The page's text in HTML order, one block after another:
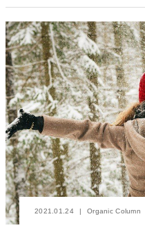
2021.01.24 Organic Column